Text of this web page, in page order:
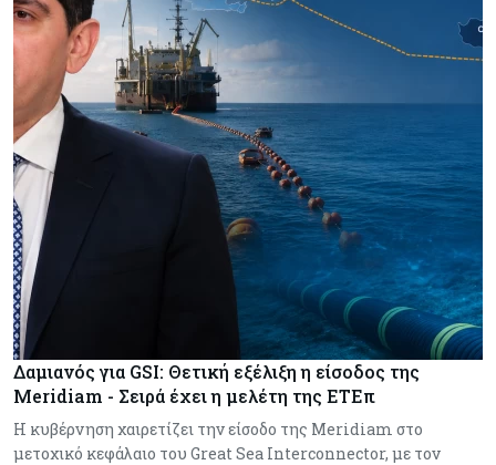
Δαμιανός για GSI: Θετική εξέλιξη η είσοδος της
Meridiam - Σειρά έχει η μελέτη της ΕΤΕπ
Η κυβέρνηση χαιρετίζει την είσοδο της Meridiam στο
μετοχικό κεφάλαιο του Great Sea Interconnector, με τον